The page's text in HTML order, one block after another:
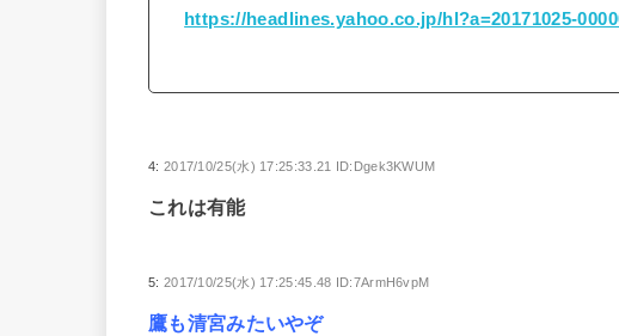
https://headlines.yahoo.co.jp/hl?a=20171025-
4: 2017/10/25(水) 17:25:33.21 ID:Dgek3KWUM
これは有能
5: 2017/10/25(水) 17:25:45.48 ID:7ArmH6vpM
鷹も清宮みたいやぞ